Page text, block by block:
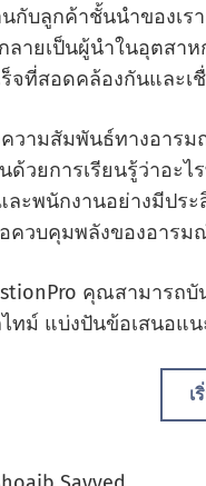
กับลูกค้าชั้นนําของเร
ลายเป็นผู้นําในอุตสา
ร็จที่สอดคล้องกันและ
ความสัมพันธ์ทางอาร
ด้วยการเรียนรู้ว่าอ
ละพนักงานอย่างมีปร
อควบคุมพลังของอาร
คุณสามารถ
ไทม์ แบ่งปันข้อเสนอแ
เ